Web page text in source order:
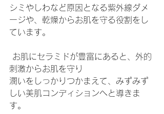
シミやしわなど原因となる紫外線ダメ
ージや、乾燥からお肌を守る役割をし
ています。
刺激からお肌を守り
潤いをしっかりつかまえて、みずみず
しい美肌コンディションへと導きま
す。